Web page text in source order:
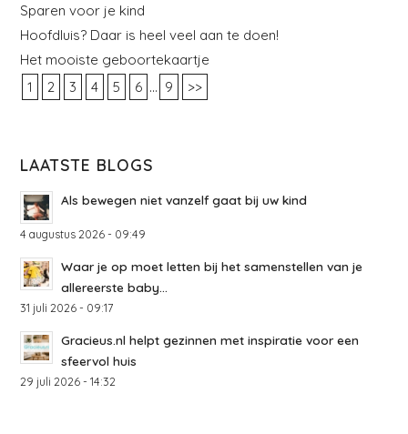
Sparen voor je kind
Hoofdluis? Daar is heel veel aan te doen!
Het mooiste geboortekaartje
1
2 3 4 5 6 ... 9 >>
LAATSTE BLOGS
Als bewegen niet vanzelf gaat bij uw kind
4 augustus 2026 - 09:49
Waar je op moet letten bij het samenstellen van je
allereerste baby...
31 juli 2026 - 09:17
Gracieus.nl helpt gezinnen met inspiratie voor een
sfeervol huis
29 juli 2026 - 14:32